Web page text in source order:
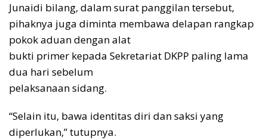
Junaidi bilang, dalam surat panggilan tersebut,
pihaknya juga diminta membawa delapan rangkap
pokok aduan dengan alat
bukti primer kepada Sekretariat DKPP paling lama
dua hari sebelum
pelaksanaan sidang.
“Selain itu, bawa identitas diri dan saksi yang
diperlukan,” tutupnya.